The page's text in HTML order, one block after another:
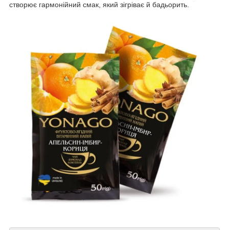
створює гармонійний смак, який зігріває й бадьорить.